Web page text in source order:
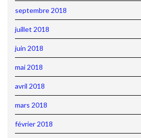
septembre 2018
juillet 2018
juin 2018
mai 2018
avril 2018
mars 2018
février 2018